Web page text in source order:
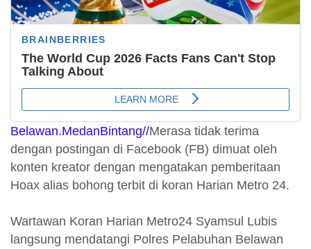
Belawan.MedanBintang//Merasa tidak terima
dengan postingan di Facebook (FB) dimuat oleh
konten kreator dengan mengatakan pemberitaan
Hoax alias bohong terbit di koran Harian Metro 24.
Wartawan Koran Harian Metro24 Syamsul Lubis
langsung mendatangi Polres Pelabuhan Belawan